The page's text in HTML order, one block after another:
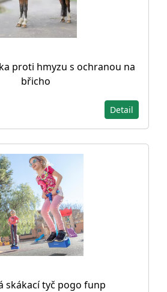
proti hmyzu s ochranou na
břicho
Detail
skákací tyč pogo funp